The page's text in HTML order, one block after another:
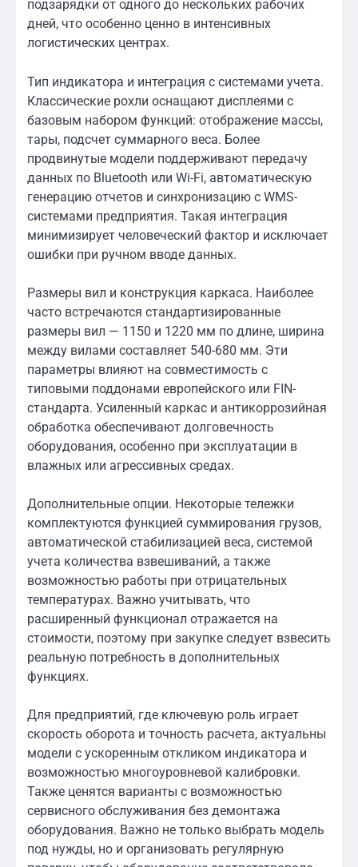
подзарядки от одного до нескольких рабочих
дней, что особенно ценно в интенсивных
логистических центрах.
Тип индикатора и интеграция с системами учета.
Классические рохли оснащают дисплеями с
базовым набором функций: отображение массы,
тары, подсчет суммарного веса. Более
продвинутые модели поддерживают передачу
данных по Bluetooth или Wi-Fi, автоматическую
генерацию отчетов и синхронизацию с WMS-
системами предприятия. Такая интеграция
минимизирует человеческий фактор и исключает
ошибки при ручном вводе данных.
Размеры вил и конструкция каркаса. Наиболее
часто встречаются стандартизированные
размеры вил — 1150 и 1220 мм по длине, ширина
между вилами составляет 540-680 мм. Эти
параметры влияют на совместимость с
типовыми поддонами европейского или FIN-
стандарта. Усиленный каркас и антикоррозийная
обработка обеспечивают долговечность
оборудования, особенно при эксплуатации в
влажных или агрессивных средах.
Дополнительные опции. Некоторые тележки
комплектуются функцией суммирования грузов,
автоматической стабилизацией веса, системой
учета количества взвешиваний, а также
возможностью работы при отрицательных
температурах. Важно учитывать, что
расширенный функционал отражается на
стоимости, поэтому при закупке следует взвесить
реальную потребность в дополнительных
функциях.
Для предприятий, где ключевую роль играет
скорость оборота и точность расчета, актуальны
модели с ускоренным откликом индикатора и
возможностью многоуровневой калибровки.
Также ценятся варианты с возможностью
сервисного обслуживания без демонтажа
оборудования. Важно не только выбрать модель
под нужды, но и организовать регулярную